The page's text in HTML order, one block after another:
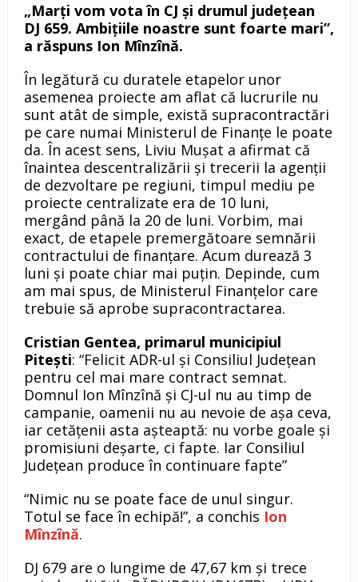
„Marți vom vota în CJ și drumul județean
DJ 659. Ambițiile noastre sunt foarte mari”,
a răspuns Ion Mînzînă.
În legătură cu duratele etapelor unor
asemenea proiecte am aflat că lucrurile nu
sunt atât de simple, există supracontractări
pe care numai Ministerul de Finanțe le poate
da. În acest sens, Liviu Mușat a afirmat că
înaintea descentralizării și trecerii la agenții
de dezvoltare pe regiuni, timpul mediu pe
proiecte centralizate era de 10 luni,
mergând până la 20 de luni. Vorbim, mai
exact, de etapele premergătoare semnării
contractului de finanțare. Acum durează 3
luni și poate chiar mai puțin. Depinde, cum
am mai spus, de Ministerul Finanțelor care
trebuie să aprobe supracontractarea.
Cristian Gentea, primarul municipiul
Pitești: “Felicit ADR-ul și Consiliul Județean
pentru cel mai mare contract semnat.
Domnul Ion Mînzînă și CJ-ul nu au timp de
campanie, oamenii nu au nevoie de așa ceva,
iar cetățenii asta așteaptă: nu vorbe goale și
promisiuni deșarte, ci fapte. Iar Consiliul
Județean produce în continuare fapte”
“Nimic nu se poate face de unul singur.
Totul se face în echipă!”, a conchis Ion
Mînzînă.
DJ 679 are o lungime de 47,67 km și trece